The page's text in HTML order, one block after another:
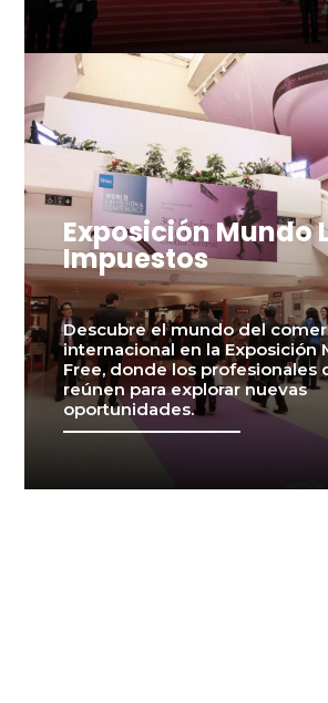
Exposición Mundo
Impuestos
Descubre el mundo del
internacional en la Exposición
Free, donde los profesionales
reúnen para explorar nuevas
oportunidades.